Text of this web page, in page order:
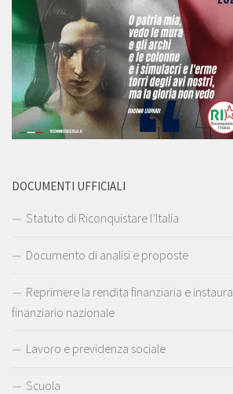
DOCUMENTI UFFICIALI
Statuto di Riconquistare l’Italia
Documento di analisi e proposte
Reprimere la rendita finanziaria e
finanziario nazionale
Lavoro e previdenza sociale
Scuola